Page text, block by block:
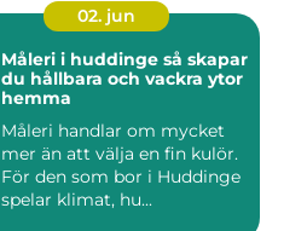
02. jun
Måleri i huddinge så skapar
du hållbara och vackra ytor
hemma
Måleri handlar om mycket
mer än att välja en fin kulör.
För den som bor i Huddinge
spelar klimat, hu...